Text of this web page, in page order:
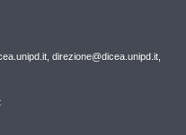
direzione@dicea.unipd.it,